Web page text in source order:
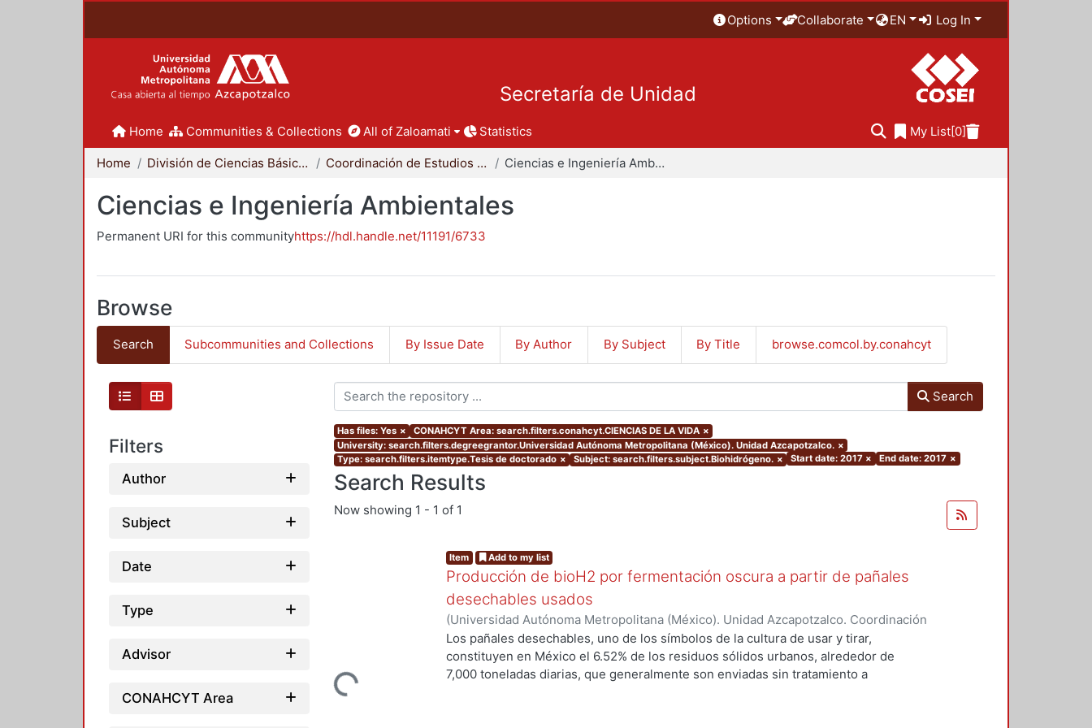
Options Collaborate EN Log In
Secretaría de Unidad
Home Communities & Collections All of Zaloamati Statistics My List[0]
Home División de Ciencias Básicas e Ingeniería Coordinación de Estudios de Posgrado - CBI Ciencias e Ingeniería Ambientales
Ciencias e Ingeniería Ambientales
Permanent URI for this communityhttps://hdl.handle.net/11191/6733
Browse
Search Subcommunities and Collections By Issue Date By Author By Subject By Title browse.comcol.by.conahcyt
Filters
Author
Subject
Date
Type
Advisor
CONAHCYT Area
Search
Has files: Yes × CONAHCYT Area: search.filters.conahcyt.CIENCIAS DE LA VIDA ×
University: search.filters.degreegrantor.Universidad Autónoma Metropolitana (México). Unidad Azcapotzalco. ×
Type: search.filters.itemtype.Tesis de doctorado × Subject: search.filters.subject.Biohidrógeno. × Start date: 2017 × End date: 2017 ×
Search Results
Now showing 1 - 1 of 1
Loading...
Item Add to my list
Producción de bioH2 por fermentación oscura a partir de pañales
desechables usados
(Universidad Autónoma Metropolitana (México). Unidad Azcapotzalco. Coordinación
de Servicios de Información.,2017-04)SOTELO NAVARRO, PERLA XOCHITL
Los pañales desechables, uno de los símbolos de la cultura de usar y tirar,
constituyen en México el 6.52% de los residuos sólidos urbanos, alrededor de
7,000 toneladas diarias, que generalmente son enviadas sin tratamiento a